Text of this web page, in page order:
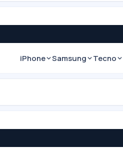
iPhone Samsung Tecno